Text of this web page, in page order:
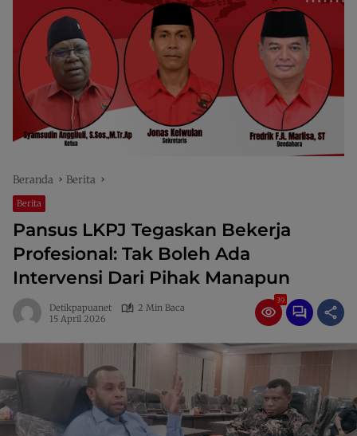
Beranda Berita
Berita
Pansus LKPJ Tegaskan Bekerja
Profesional: Tak Boleh Ada
Intervensi Dari Pihak Manapun
Detikpapuanet
2 Min Baca
15 April 2026
39